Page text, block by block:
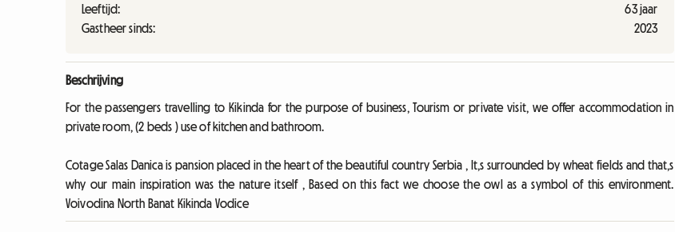
Leeftijd:
63 jaar
Gastheer sinds:
2023
Beschrijving
For the passengers travelling to Kikinda for the purpose of business, Tourism or private visit, we offer accommodation in
private room, (2 beds ) use of kitchen and bathroom.
Cotage Salas Danica is pansion placed in the heart of the beautiful country Serbia , It,s surrounded by wheat fields and that,s
why our main inspiration was the nature itself , Based on this fact we choose the owl as a symbol of this environment.
Voivodina North Banat Kikinda Vodice